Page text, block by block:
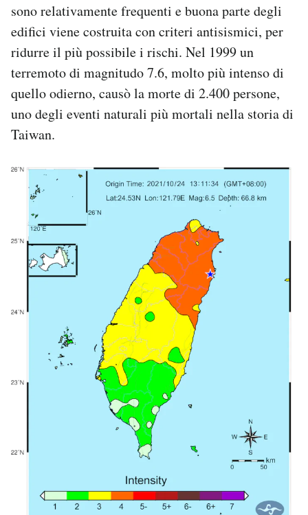
Newsletter
Notifiche mobile
Regala il Post
Hai bisogno di aiuto?
Esci
sono relativamente frequenti e buona parte degli
edifici viene costruita con criteri antisismici, per
ridurre il più possibile i rischi. Nel 1999 un
terremoto di magnitudo 7.6, molto più intenso di
quello odierno, causò la morte di 2.400 persone,
uno degli eventi naturali più mortali nella storia di
Taiwan.